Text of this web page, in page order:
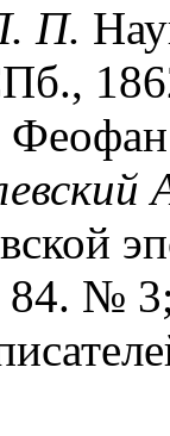
П.
Феофан
84. №